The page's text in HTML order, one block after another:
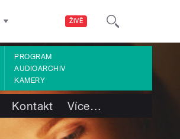
ŽIVĚ
PROGRAM
AUDIOARCHIV
KAMERY
Kontakt Více…